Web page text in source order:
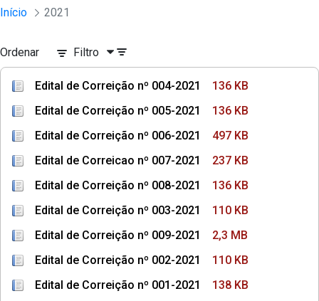
Início 2021
Ordenar Filtro
Edital de Correição nº 004-2021
136 KB
Edital de Correição nº 005-2021
136 KB
Edital de Correição nº 006-2021
497 KB
Edital de Correicao nº 007-2021
237 KB
Edital de Correição nº 008-2021
136 KB
Edital de Correição nº 003-2021
110 KB
Edital de Correição nº 009-2021
2,3 MB
Edital de Correição nº 002-2021
110 KB
Edital de Correição nº 001-2021
138 KB